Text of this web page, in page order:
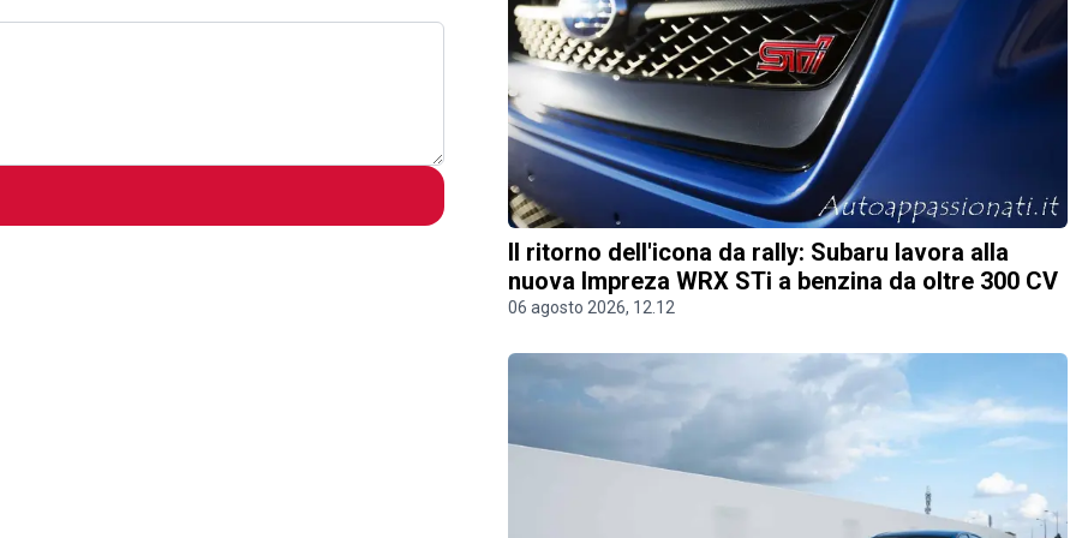
Il ritorno dell'icona da rally: Subaru lavora alla
nuova Impreza WRX STi a benzina da oltre 300 CV
06 agosto 2026, 12.12